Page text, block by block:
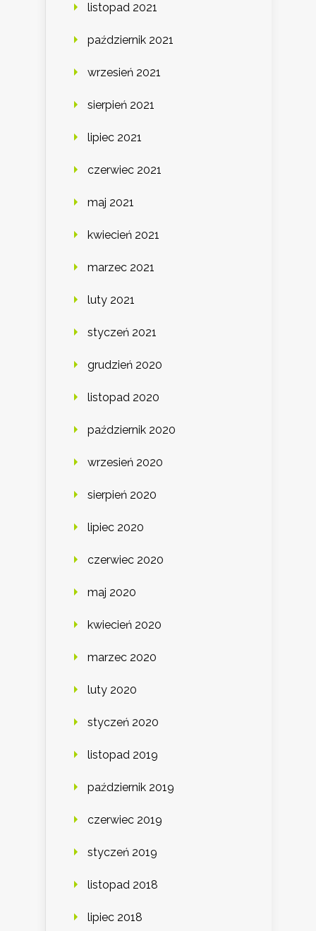
listopad 2021
październik 2021
wrzesień 2021
sierpień 2021
lipiec 2021
czerwiec 2021
maj 2021
kwiecień 2021
marzec 2021
luty 2021
styczeń 2021
grudzień 2020
listopad 2020
październik 2020
wrzesień 2020
sierpień 2020
lipiec 2020
czerwiec 2020
maj 2020
kwiecień 2020
marzec 2020
luty 2020
styczeń 2020
listopad 2019
październik 2019
czerwiec 2019
styczeń 2019
listopad 2018
lipiec 2018